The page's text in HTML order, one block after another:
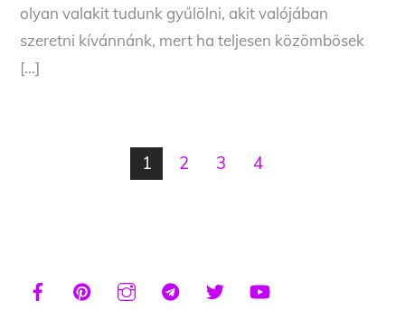
olyan valakit tudunk gyűlölni, akit valójában
szeretni kívánnánk, mert ha teljesen közömbösek
[…]
1 2 3 4